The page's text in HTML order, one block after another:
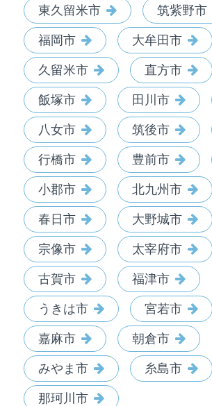
東久留米市 筑紫野市
福岡市 大牟田市
久留米市 直方市
飯塚市 田川市
八女市 筑後市
行橋市 豊前市
小郡市 北九州市
春日市 大野城市
宗像市 太宰府市
古賀市 福津市
うきは市 宮若市
嘉麻市 朝倉市
みやま市 糸島市
那珂川市